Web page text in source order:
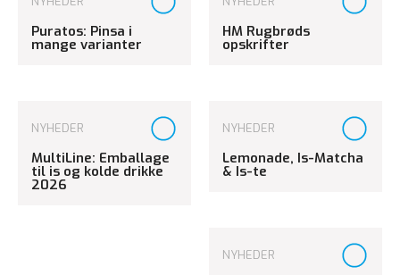
Puratos: Pinsa i
mange varianter
HM Rugbrøds
opskrifter
NYHEDER
MultiLine: Emballage
til is og kolde drikke
2026
NYHEDER
Lemonade, Is-Matcha
& Is-te
NYHEDER